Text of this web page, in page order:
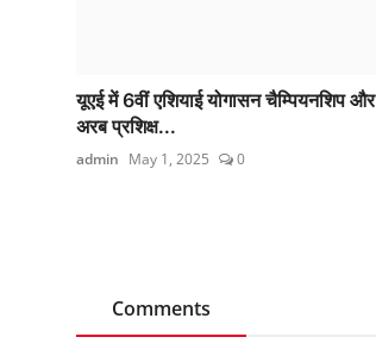
यूएई में 6वीं एशियाई योगासन चैम्पियनशिप और
अरब प्रशिक्ष...
admin May 1, 2025 0
Comments